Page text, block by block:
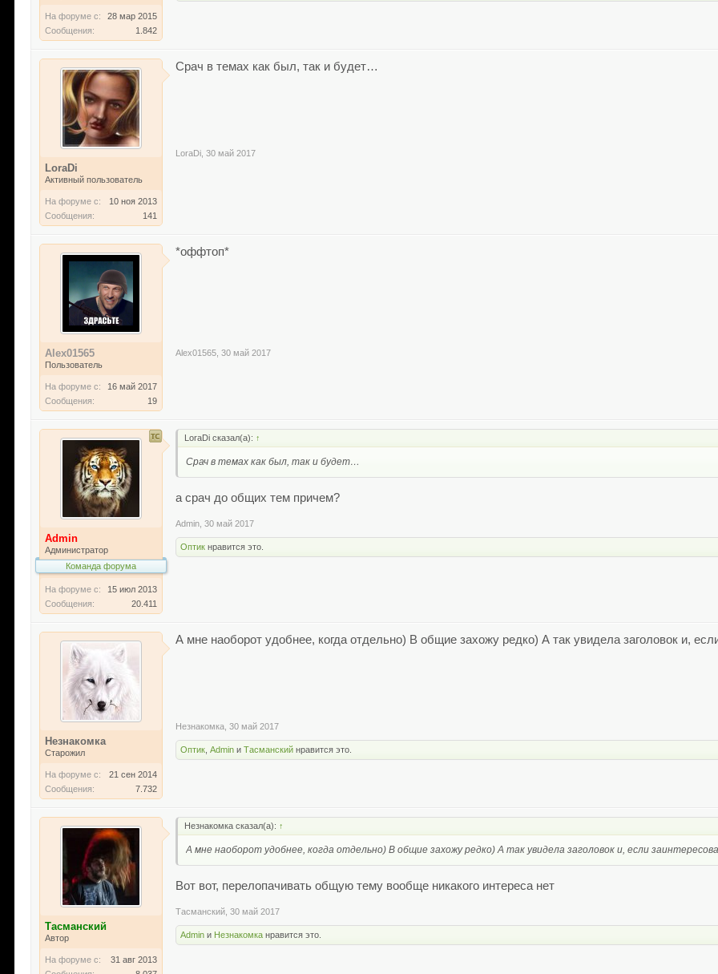
На форуме с:
28 мар 2015
Сообщения:
1.842
LoraDi
Активный пользователь
На форуме с:
10 ноя 2013
Сообщения:
141
Срач в темах как был, так и будет…
LoraDi 30 май 2017
Alex01565
Пользователь
На форуме с:
16 май 2017
Сообщения:
19
*оффтоп*
Alex01565 30 май 2017
Admin
Администратор
Команда форума
На форуме с:
15 июл 2013
Сообщения:
20.411
LoraDi сказал(а): ↑
Срач в темах как был, так и будет…
а срач до общих тем причем?
Admin 30 май 2017
Оптик нравится это.
Незнакомка
Старожил
На форуме с:
21 сен 2014
Сообщения:
7.732
А мне наоборот удобнее, когда отдельно) В общие захожу редко) А так увидела заголовок и,
Незнакомка 30 май 2017
Оптик ,Admin иТасманский нравится это.
Тасманский
Автор
На форуме с:
31 авг 2013
Незнакомка сказал(а): ↑
А мне наоборот удобнее, когда отдельно) В общие захожу редко) А так увидела заголовок и, если
Вот вот, перелопачивать общую тему вообще никакого интереса нет
Тасманский 30 май 2017
Admin и Незнакомка нравится это.